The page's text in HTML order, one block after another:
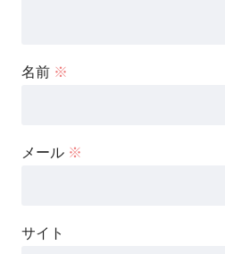
名前 ※
メール ※
サイト